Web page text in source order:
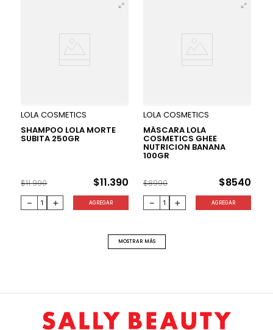
LOLA COSMETICS
SHAMPOO LOLA MORTE
SUBITA 250GR
$11.990 $11.390
＋
－ AGREGAR
LOLA COSMETICS
MÁSCARA LOLA
COSMETICS GHEE
NUTRICION BANANA
100GR
$8990 $8540
＋
－ AGREGAR
MOSTRAR MÁS